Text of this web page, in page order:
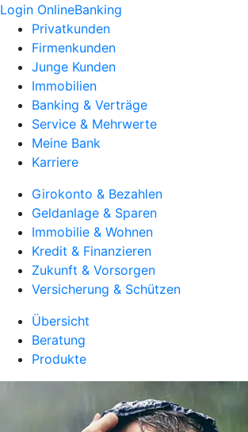
Login OnlineBanking
Privatkunden
Firmenkunden
Junge Kunden
Immobilien
Banking & Verträge
Service & Mehrwerte
Meine Bank
Karriere
Girokonto & Bezahlen
Geldanlage & Sparen
Immobilie & Wohnen
Kredit & Finanzieren
Zukunft & Vorsorgen
Versicherung & Schützen
Übersicht
Beratung
Produkte